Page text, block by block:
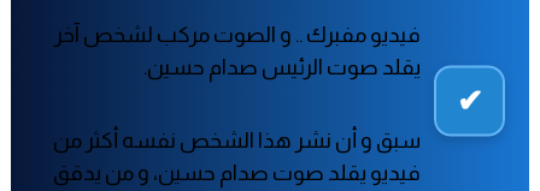
فيديو مفبرك .. و الصوت مركب لشخص آخر
يقلد صوت الرئيس صدام حسين.
سبق و أن نشر هذا الشخص نفسه أكثر من
فيديو يقلد صوت صدام حسين، و من يدقق